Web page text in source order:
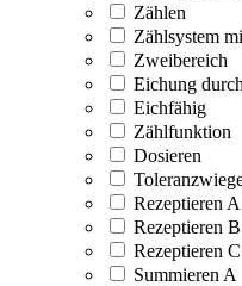
Zählen
Zählsystem
Zweibereich
Eichung
Eichfähig
Zählfunktion
Dosieren
Rezeptieren A
Rezeptieren B
Rezeptieren C
Summieren A